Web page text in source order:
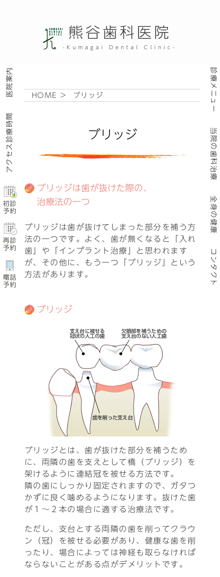
熊谷歯科医院
-Kumagai Dental Clinic-
医院案内
アクセス診療時間
初診
予約
再診
予約
電話
予約
診療メニュー
当院の歯科治療
全身の健康
コンタクト
HOME > ブリッジ
ブリッジ
ブリッジは歯が抜けた際の、
治療法の一つ
ブリッジは歯が抜けてしまった部分を補う方
法の一つです。よく、歯が無くなると「入れ
歯」や「インプラント治療」と思われます
が、その他に、もう一つ「ブリッジ」という
方法があります。
ブリッジ
ブリッジとは、歯が抜けた部分を補うため
に、両隣の歯を支えとして橋（ブリッジ）を
架けるように連結冠を被せる方法です。
隣の歯にしっかり固定されますので、ガタつ
かずに良く噛めるようになります。抜けた歯
が１～２本の場合に適する治療法です。
ただし、支台とする両隣の歯を削ってクラウ
ン（冠）を被せる必要があり、健康な歯を削
ったり、場合によっては神経も取らなければ
ならないことがある点がデメリットです。